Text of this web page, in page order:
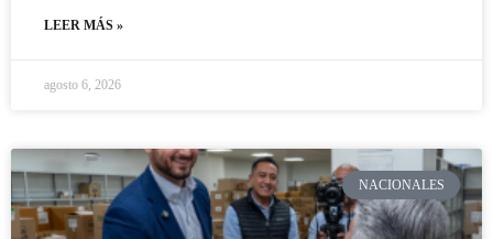
LEER MÁS »
agosto 6, 2026
NACIONALES